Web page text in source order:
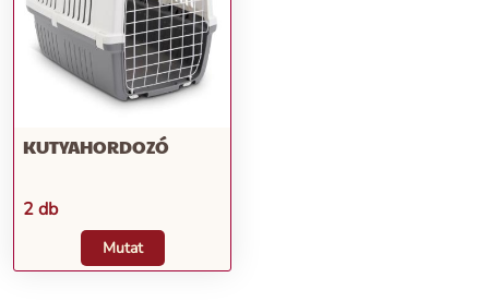
KUTYAHORDOZÓ
2 db
Mutat